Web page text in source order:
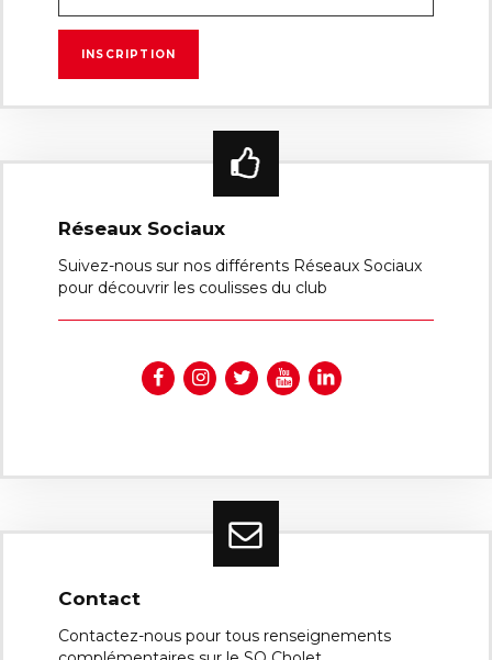
Réseaux Sociaux
Suivez-nous sur nos différents Réseaux Sociaux
pour découvrir les coulisses du club
Contact
Contactez-nous pour tous renseignements